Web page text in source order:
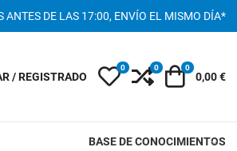
ANTES DE LAS 17:00, ENVÍO EL MISMO DÍA*
/ REGISTRADO My Wishlist
0 Compare
0 Carro
0
0,00 €
BASE DE CONOCIMIENTOS